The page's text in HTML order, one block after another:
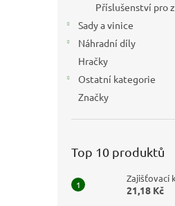
Příslušenství pro
Sady a vinice
Náhradní díly
Hračky
Ostatní kategorie
Značky
Top 10 produktů
Zajišťovací
21,18 Kč